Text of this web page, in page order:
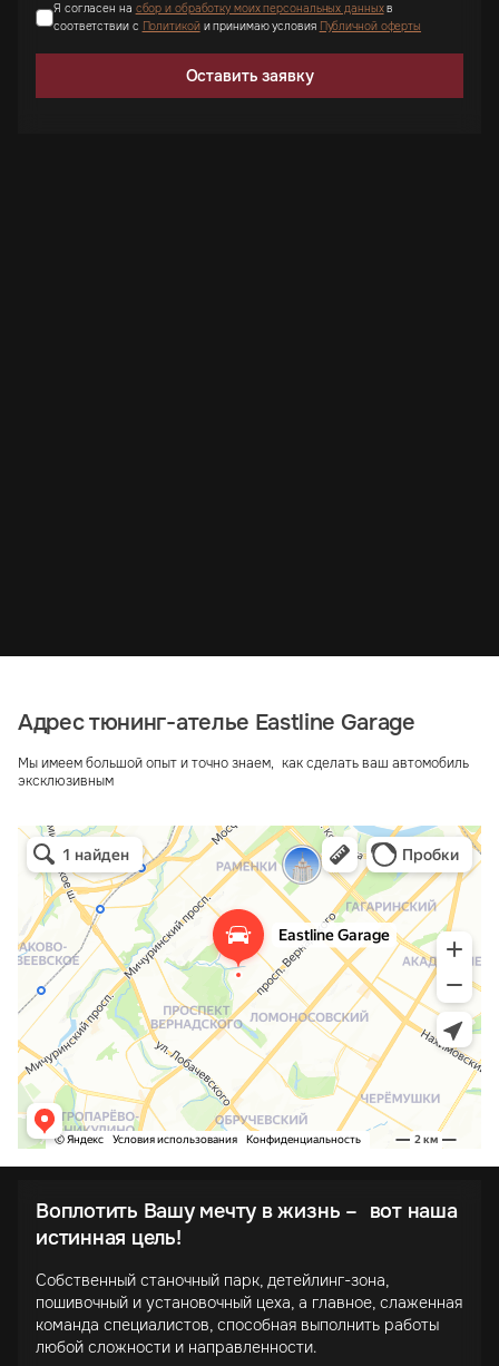
Я согласен на сбор и обработку моих персональных данныхв
соответствии с Политикойи принимаю условия Публичной оферты
Оставить заявку
Адрес тюнинг-ателье Eastline Garage
Мы имеем большой опыт и точно знаем, как сделать ваш автомобиль
эксклюзивным
Воплотить Вашу мечту в жизнь – вот наша
истинная цель!
Собственный станочный парк, детейлинг-зона,
пошивочный и установочный цеха, а главное, слаженная
команда специалистов, способная выполнить работы
любой сложности и направленности.